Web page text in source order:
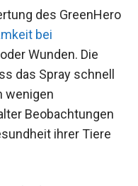
des GreenHero
bei
Wunden. Die
das Spray schnell
wenigen
Beobachtungen
ihrer Tiere